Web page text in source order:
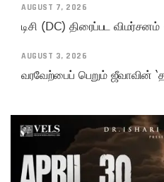
AUGUST 7, 2026
டிசி (DC) திரைப்பட
AUGUST 3, 2026
வரவேற்பைப் பெறும் ஜீவாவின்